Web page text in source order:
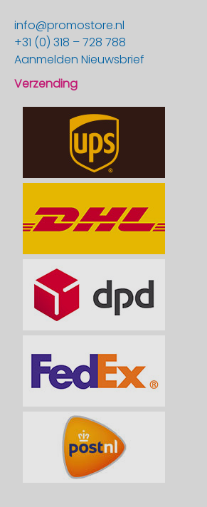
info@promostore.nl
+31 (0) 318 – 728 788
Aanmelden Nieuwsbrief
Verzending